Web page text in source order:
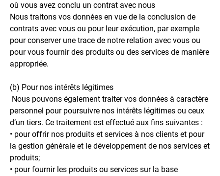
où vous avez conclu un contrat avec nous
Nous traitons vos données en vue de la conclusion de
contrats avec vous ou pour leur exécution, par exemple
pour conserver une trace de notre relation avec vous ou
pour vous fournir des produits ou des services de manière
appropriée.
(b) Pour nos intérêts légitimes
Nous pouvons également traiter vos données à caractère
personnel pour poursuivre nos intérêts légitimes ou ceux
d’un tiers. Ce traitement est effectué aux fins suivantes :
• pour offrir nos produits et services à nos clients et pour
la gestion générale et le développement de nos services et
produits;
• pour fournir les produits ou services sur la base